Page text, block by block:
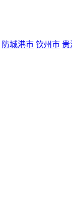
防城港市 钦州市 贵